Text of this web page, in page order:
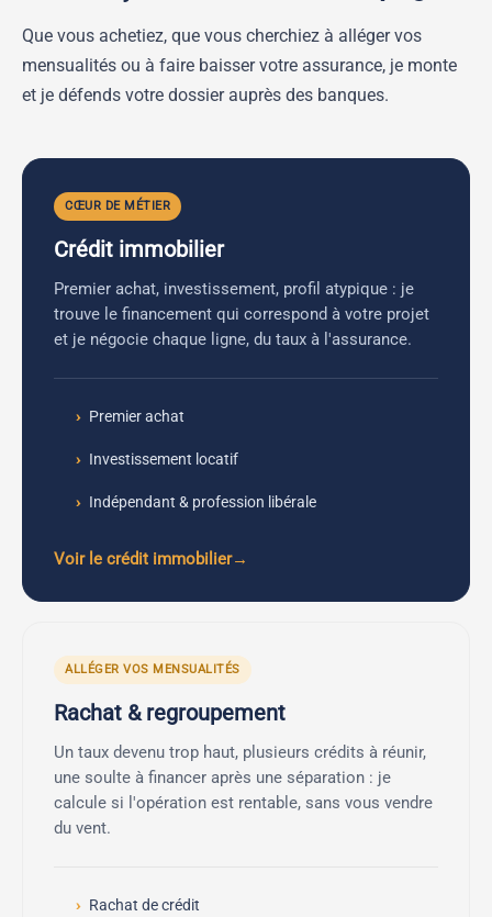
Que vous achetiez, que vous cherchiez à alléger vos
mensualités ou à faire baisser votre assurance, je monte
et je défends votre dossier auprès des banques.
CŒUR DE MÉTIER
Crédit immobilier
Premier achat, investissement, profil atypique : je
trouve le financement qui correspond à votre projet
et je négocie chaque ligne, du taux à l'assurance.
Premier achat
Investissement locatif
Indépendant & profession libérale
Voir le crédit immobilier
ALLÉGER VOS MENSUALITÉS
Rachat & regroupement
Un taux devenu trop haut, plusieurs crédits à réunir,
une soulte à financer après une séparation : je
calcule si l'opération est rentable, sans vous vendre
du vent.
Rachat de crédit